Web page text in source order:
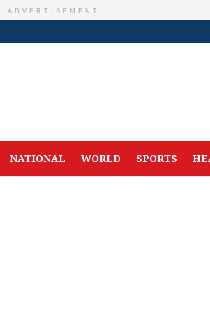
ADVERTISEMENT
NATIONAL WORLD SPORTS